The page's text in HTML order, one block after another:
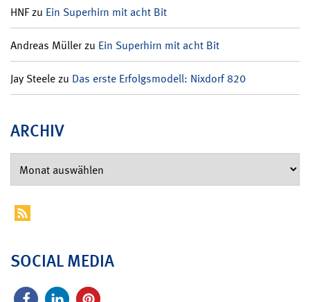
HNFzu Ein Superhirn mit acht Bit
Andreas Müllerzu Ein Superhirn mit acht Bit
Jay Steelezu Das erste Erfolgsmodell: Nixdorf 820
ARCHIV
SOCIAL MEDIA